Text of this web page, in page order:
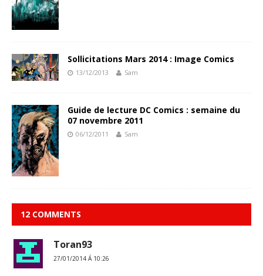
Sollicitations Mars 2014 : Image Comics
13/12/2013 Sam
Guide de lecture DC Comics : semaine du
07 novembre 2011
06/12/2011 Sam
12 COMMENTS
Toran93
27/01/2014 Á 10:26